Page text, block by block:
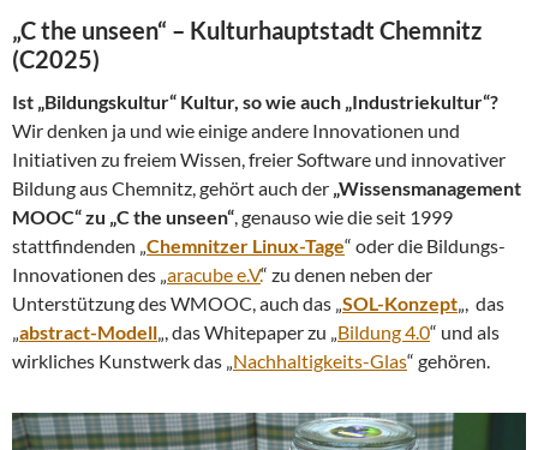
„C the unseen“ – Kulturhauptstadt Chemnitz
(C2025)
Ist „Bildungskultur“ Kultur, so wie auch „Industriekultur“?
Wir denken ja und wie einige andere Innovationen und
Initiativen zu freiem Wissen, freier Software und innovativer
Bildung aus Chemnitz, gehört auch der „Wissensmanagement
MOOC“ zu „C the unseen“, genauso wie die seit 1999
stattfindenden „Chemnitzer Linux-Tage“ oder die Bildungs-
Innovationen des „aracube e.V.“ zu denen neben der
Unterstützung des WMOOC, auch das „SOL-Konzept„, das
„abstract-Modell„, das Whitepaper zu „Bildung 4.0“ und als
wirkliches Kunstwerk das „Nachhaltigkeits-Glas“ gehören.